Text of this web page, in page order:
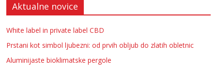
Aktualne novice
White label in private label CBD
Prstani kot simbol ljubezni: od prvih obljub do zlatih obletnic
Aluminijaste bioklimatske pergole